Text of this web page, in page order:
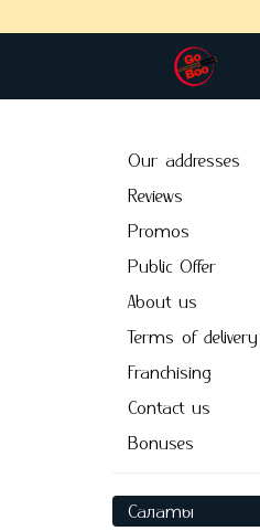
Our addresses
Reviews
Promos
Public Offer
About us
Terms of delivery
Franchising
Сontact us
Bonuses
Салаты